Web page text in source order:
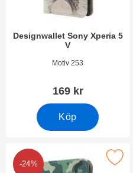
Designwallet Sony Xperia 5
V
Art. nr 49337Motiv 253
169 kr
Köp
-24%
Makera designwallet Sony